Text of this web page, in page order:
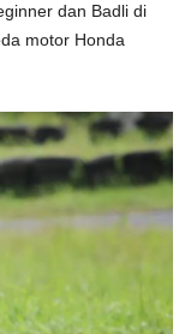
dan Badli di
motor Honda